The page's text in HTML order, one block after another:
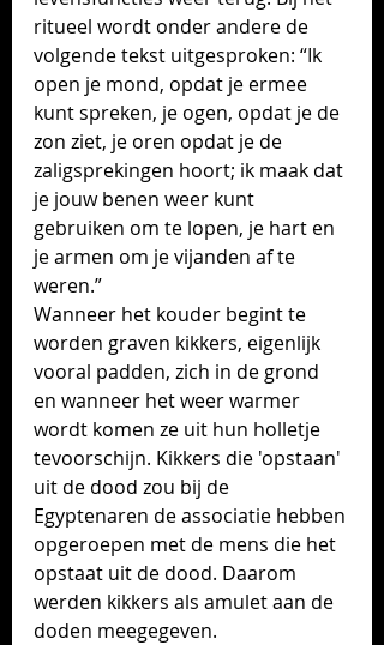
ritueel wordt onder andere de
volgende tekst uitgesproken: “Ik
open je mond, opdat je ermee
kunt spreken, je ogen, opdat je de
zon ziet, je oren opdat je de
zaligsprekingen hoort; ik maak dat
je jouw benen weer kunt
gebruiken om te lopen, je hart en
je armen om je vijanden af te
weren.”
Wanneer het kouder begint te
worden graven kikkers, eigenlijk
vooral padden, zich in de grond
en wanneer het weer warmer
wordt komen ze uit hun holletje
tevoorschijn. Kikkers die 'opstaan'
uit de dood zou bij de
Egyptenaren de associatie hebben
opgeroepen met de mens die het
opstaat uit de dood. Daarom
werden kikkers als amulet aan de
doden meegegeven.